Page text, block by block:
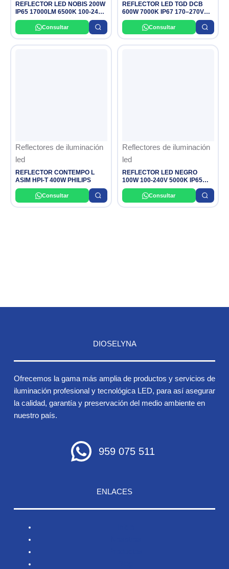
REFLECTOR LED NOBIS 200W
IP65 17000LM 6500K 100-240V
NOVALAMPS
Consultar
REFLECTOR LED TGD DCB
600W 7000K IP67 170–270V
EVERLEO
Consultar
Reflectores de iluminación
led
REFLECTOR CONTEMPO L
ASIM HPI-T 400W PHILIPS
Consultar
Reflectores de iluminación
led
REFLECTOR LED NEGRO
100W 100-240V 5000K IP65
FLOODLIGHT LEDVANCE
Consultar
DIOSELYNA
Ofrecemos la gama más amplia de productos y servicios de
iluminación profesional y tecnológica LED, para así asegurar
la calidad, garantía y preservación del medio ambiente en
nuestro país.
959 075 511
ENLACES